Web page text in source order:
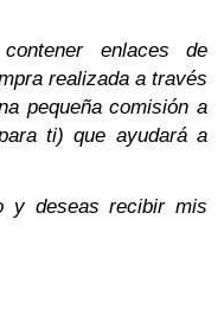
enlaces de
realizada a través
pequeña comisión a
ti) que ayudará a
y deseas recibir mis